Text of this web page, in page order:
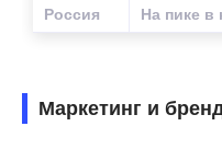
Россия На пике в
Маркетинг и